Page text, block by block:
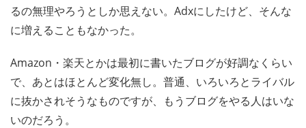
るの無理やろうとしか思えない。Adxにしたけど、そんな
に増えることもなかった。
Amazon・楽天とかは最初に書いたブログが好調なくらい
で、あとはほとんど変化無し。普通、いろいろとライバル
に抜かされそうなものですが、もうブログをやる人はいな
いのだろう。